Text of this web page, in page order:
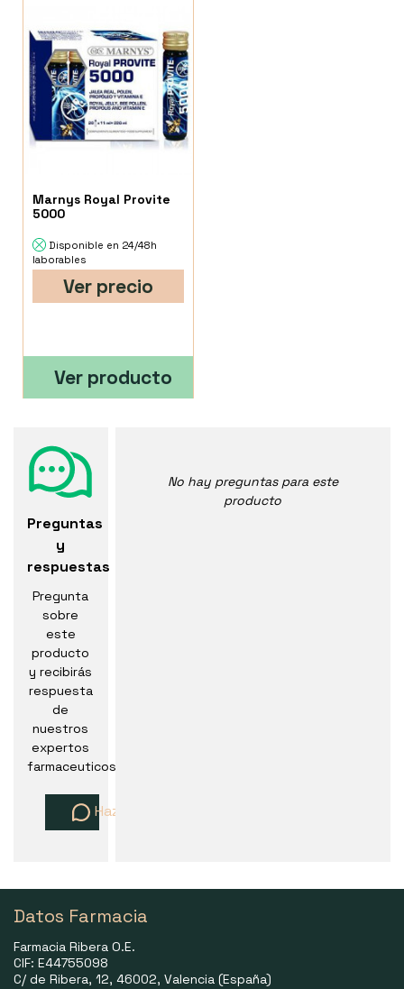
Marnys Royal Provite
5000
Disponible en 24/48h
laborables
Ver precio
Ver producto
Preguntas
y
respuestas
Pregunta
sobre
este
producto
y recibirás
respuesta
de
nuestros
expertos
farmaceuticos
Haz una pregunta
No hay preguntas para este
producto
Datos Farmacia
Farmacia Ribera O.E.
CIF: E44755098
C/ de Ribera, 12, 46002, Valencia (España)